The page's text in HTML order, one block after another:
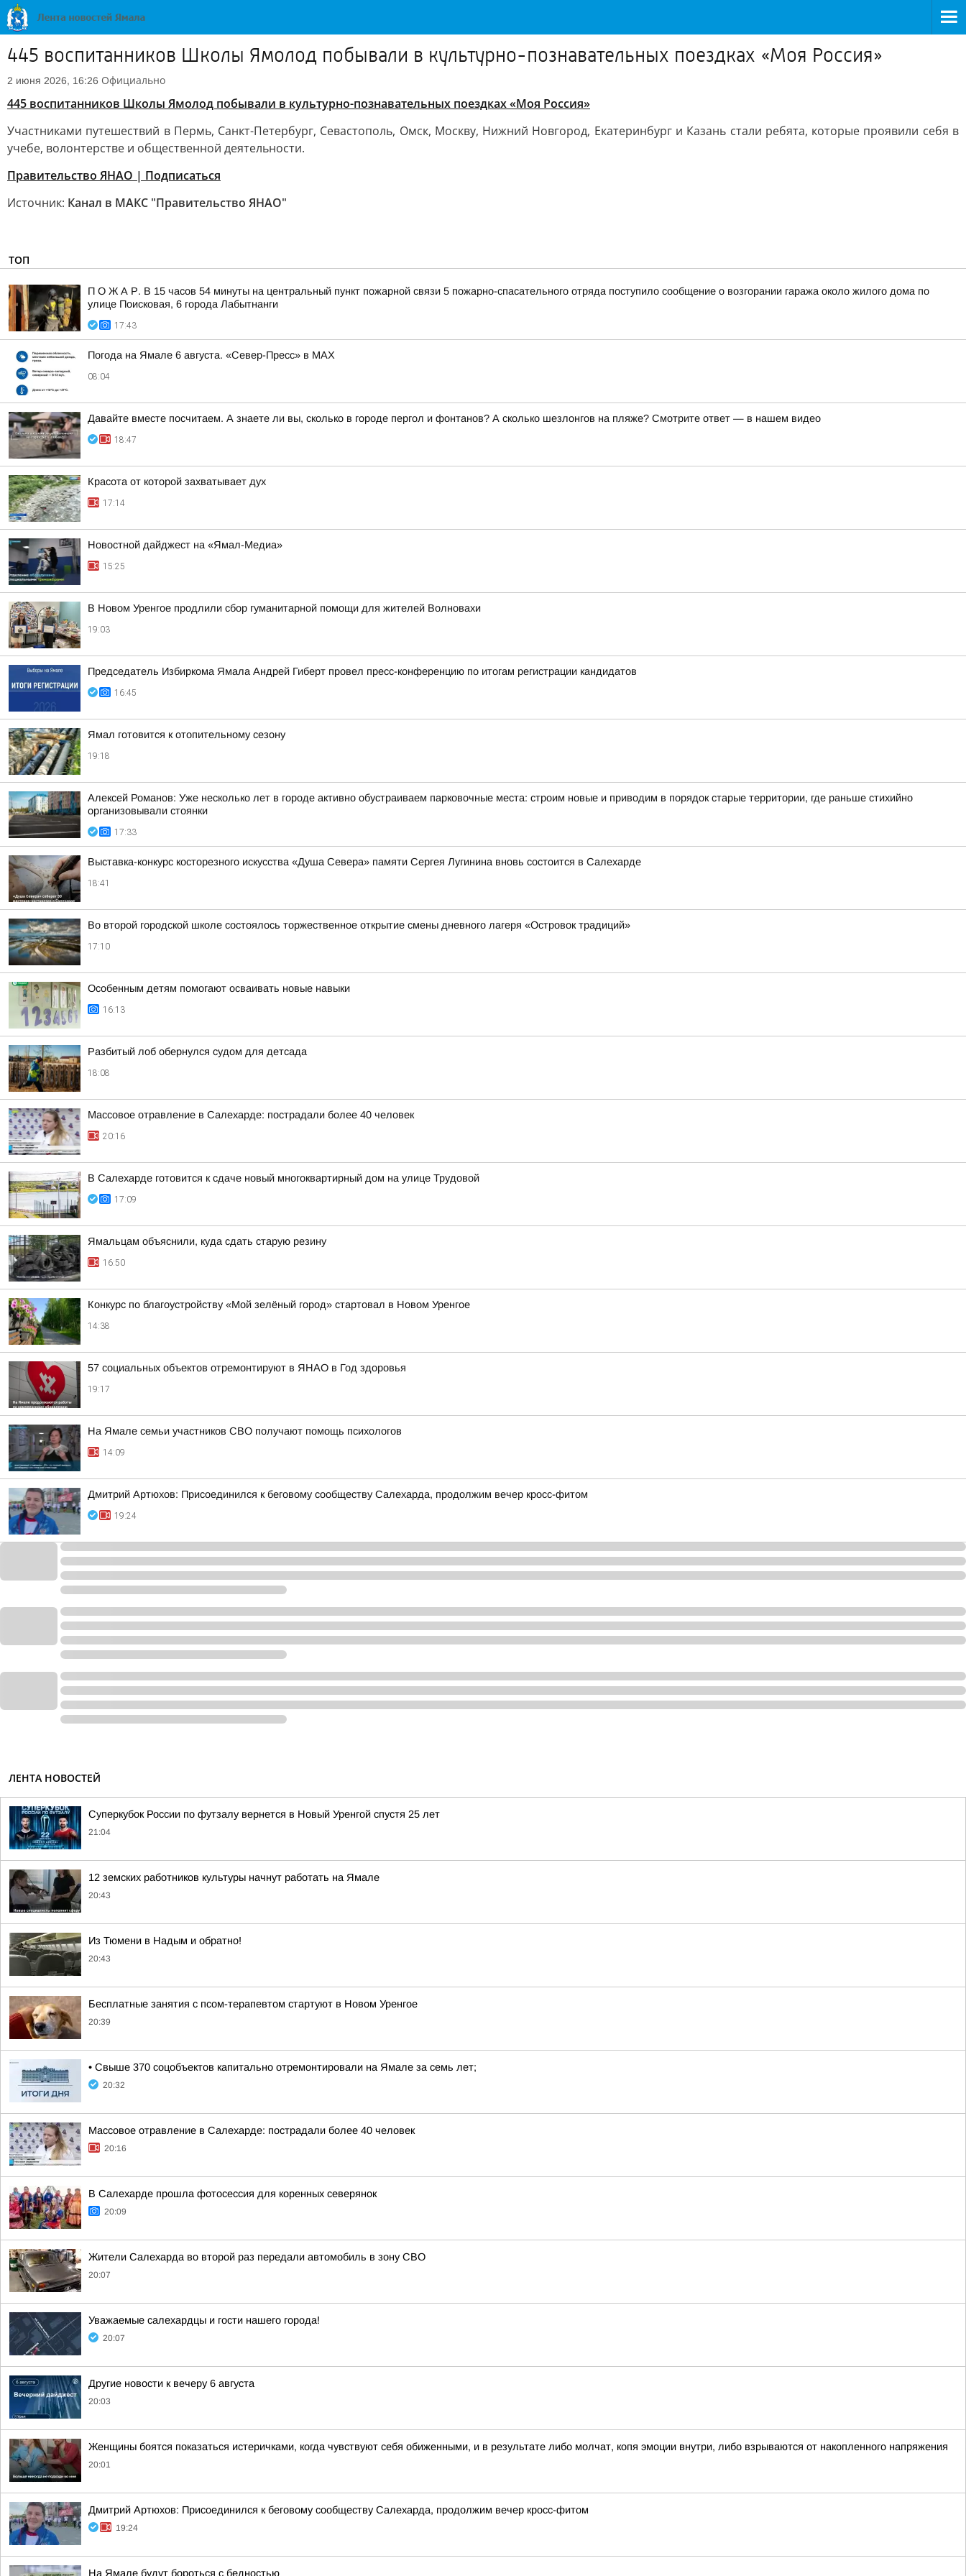
445 воспитанников Школы Ямолод побывали в культурно-познавательных поездках «Моя Россия»
2 июня 2026, 16:26 Официально
445 воспитанников Школы Ямолод побывали в культурно-познавательных поездках «Моя Россия»
Участниками путешествий в Пермь, Санкт-Петербург, Севастополь, Омск, Москву, Нижний Новгород, Екатеринбург и Казань стали ребята, которые проявили себя в
учебе, волонтерстве и общественной деятельности.
Правительство ЯНАО | Подписаться
Источник: Канал в МАКС "Правительство ЯНАО"
ТОП
П О Ж А Р. В 15 часов 54 минуты на центральный пункт пожарной связи 5 пожарно-спасательного отряда поступило сообщение о возгорании гаража около жилого дома по
улице Поисковая, 6 города Лабытнанги
17:43
Погода на Ямале 6 августа. «Север-Пресс» в MAX
08:04
Давайте вместе посчитаем. А знаете ли вы, сколько в городе пергол и фонтанов? А сколько шезлонгов на пляже? Смотрите ответ — в нашем видео
18:47
Красота от которой захватывает дух
17:14
Новостной дайджест на «Ямал-Медиа»
15:25
В Новом Уренгое продлили сбор гуманитарной помощи для жителей Волновахи
19:03
Председатель Избиркома Ямала Андрей Гиберт провел пресс-конференцию по итогам регистрации кандидатов
16:45
Ямал готовится к отопительному сезону
19:18
Алексей Романов: Уже несколько лет в городе активно обустраиваем парковочные места: строим новые и приводим в порядок старые территории, где раньше стихийно
организовывали стоянки
17:33
Выставка-конкурс косторезного искусства «Душа Севера» памяти Сергея Лугинина вновь состоится в Салехарде
18:41
Во второй городской школе состоялось торжественное открытие смены дневного лагеря «Островок традиций»
17:10
Особенным детям помогают осваивать новые навыки
16:13
Разбитый лоб обернулся судом для детсада
18:08
Массовое отравление в Салехарде: пострадали более 40 человек
20:16
В Салехарде готовится к сдаче новый многоквартирный дом на улице Трудовой
17:09
Ямальцам объяснили, куда сдать старую резину
16:50
Конкурс по благоустройству «Мой зелёный город» стартовал в Новом Уренгое
14:38
57 социальных объектов отремонтируют в ЯНАО в Год здоровья
19:17
На Ямале семьи участников СВО получают помощь психологов
14:09
Дмитрий Артюхов: Присоединился к беговому сообществу Салехарда, продолжим вечер кросс-фитом
19:24
ЛЕНТА НОВОСТЕЙ
Суперкубок России по футзалу вернется в Новый Уренгой спустя 25 лет
21:04
12 земских работников культуры начнут работать на Ямале
20:43
Из Тюмени в Надым и обратно!
20:43
Бесплатные занятия с псом-терапевтом стартуют в Новом Уренгое
20:39
• Свыше 370 соцобъектов капитально отремонтировали на Ямале за семь лет;
20:32
Массовое отравление в Салехарде: пострадали более 40 человек
20:16
В Салехарде прошла фотосессия для коренных северянок
20:09
Жители Салехарда во второй раз передали автомобиль в зону СВО
20:07
Уважаемые салехардцы и гости нашего города!
20:07
Другие новости к вечеру 6 августа
20:03
Женщины боятся показаться истеричками, когда чувствуют себя обиженными, и в результате либо молчат, копя эмоции внутри, либо взрываются от накопленного напряжения
20:01
Дмитрий Артюхов: Присоединился к беговому сообществу Салехарда, продолжим вечер кросс-фитом
19:24
На Ямале будут бороться с бедностью